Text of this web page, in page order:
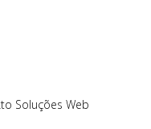
Soluções Web